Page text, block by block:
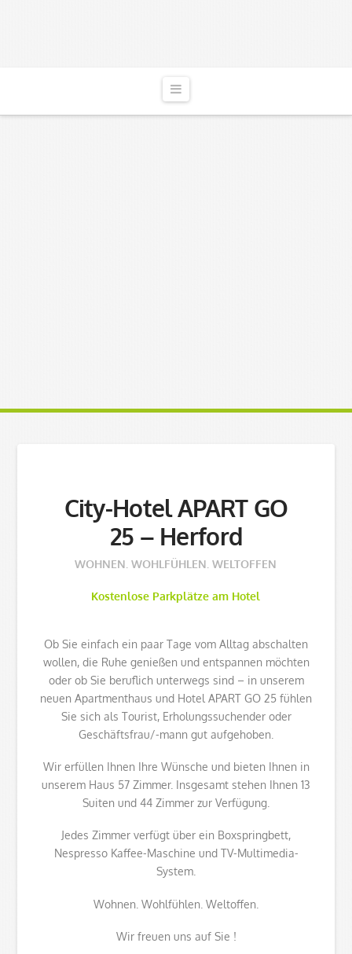
Navigation
City-Hotel APART GO
25 – Herford
WOHNEN. WOHLFÜHLEN. WELTOFFEN
Kostenlose Parkplätze am Hotel
Ob Sie einfach ein paar Tage vom Alltag abschalten
wollen, die Ruhe genießen und entspannen möchten
oder ob Sie beruflich unterwegs sind – in unserem
neuen Apartmenthaus und Hotel APART GO 25 fühlen
Sie sich als Tourist, Erholungssuchender oder
Geschäftsfrau/-mann gut aufgehoben.
Wir erfüllen Ihnen Ihre Wünsche und bieten Ihnen in
unserem Haus 57 Zimmer. Insgesamt stehen Ihnen 13
Suiten und 44 Zimmer zur Verfügung.
Jedes Zimmer verfügt über ein Boxspringbett,
Nespresso Kaffee-Maschine und TV-Multimedia-
System.
Wohnen. Wohlfühlen. Weltoffen.
Wir freuen uns auf Sie !